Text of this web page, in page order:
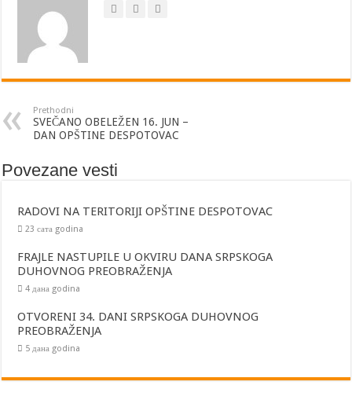
Prethodni
SVEČANO OBELEŽEN 16. JUN –
DAN OPŠTINE DESPOTOVAC
Povezane vesti
RADOVI NA TERITORIJI OPŠTINE DESPOTOVAC
23 сата godina
FRAJLE NASTUPILE U OKVIRU DANA SRPSKOGA
DUHOVNOG PREOBRAŽENJA
4 дана godina
OTVORENI 34. DANI SRPSKOGA DUHOVNOG
PREOBRAŽENJA
5 дана godina